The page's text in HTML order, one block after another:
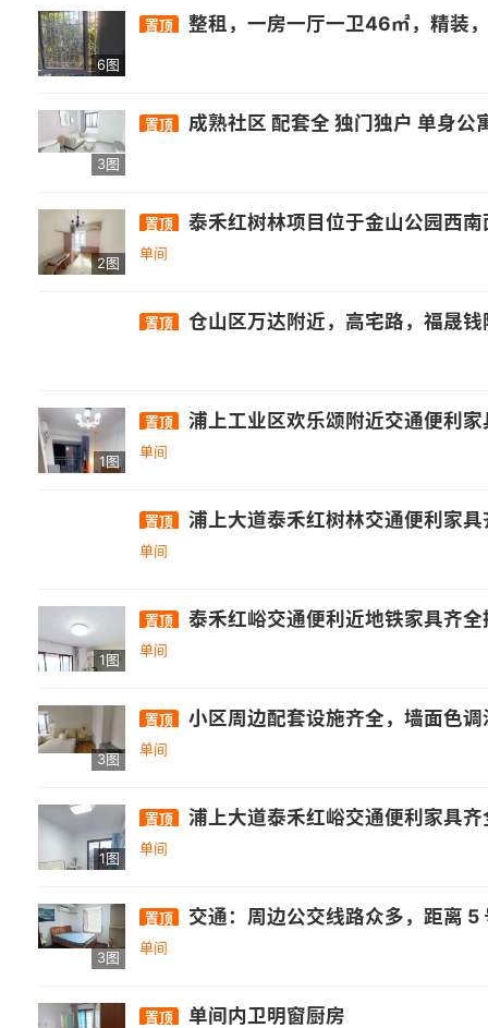
6图
置顶 整租，一房一厅一卫46㎡，精装，小区环境优美，靠乌龙江
3图
置顶 成熟社区 配套全 独门独户 单身公
2图
置顶 泰禾红树林项目位于金山公园西南面，乌龙江畔，三环路和浦上路的交汇处，地处福州城市新的发展中心，往西可接大学
单间
置顶 仓山区万达附近，高宅路，福晟钱隆府100平，标准三房·二
1图
置顶 浦上工业区欢乐颂附近交通便利
单间
置顶 浦上大道泰禾红树林交通便利家
单间
1图
置顶 泰禾红峪交通便利近地铁家具齐
单间
3图
置顶 小区周边配套设施齐全，墙面色调温馨，干
单间
1图
置顶 浦上大道泰禾红峪交通便利家具齐
单间
3图
置顶 交通：周边公交线路众多，距离 5 号线浦上大道地铁站 1821 米左右，公共交通出行便利 。 教育：小学有冯宅中心小学等，附近还有多所幼儿园及中学，教育资源较为丰富 。
单间
置顶 单间内卫明窗厨房